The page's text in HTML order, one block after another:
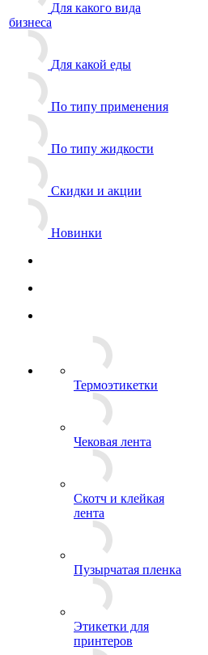
Для какого вида
бизнеса
Для какой еды
По типу применения
По типу жидкости
Скидки и акции
Новинки
Термоэтикетки
Чековая лента
Скотч и клейкая
лента
Пузырчатая пленка
Этикетки для
принтеров